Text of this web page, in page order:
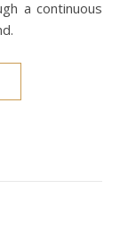
a continuous